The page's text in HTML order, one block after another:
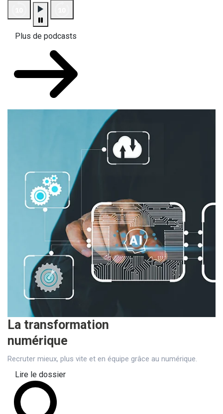
Plus de podcasts
La transformation
numérique
Recruter mieux, plus vite et en équipe grâce au numérique.
Lire le dossier